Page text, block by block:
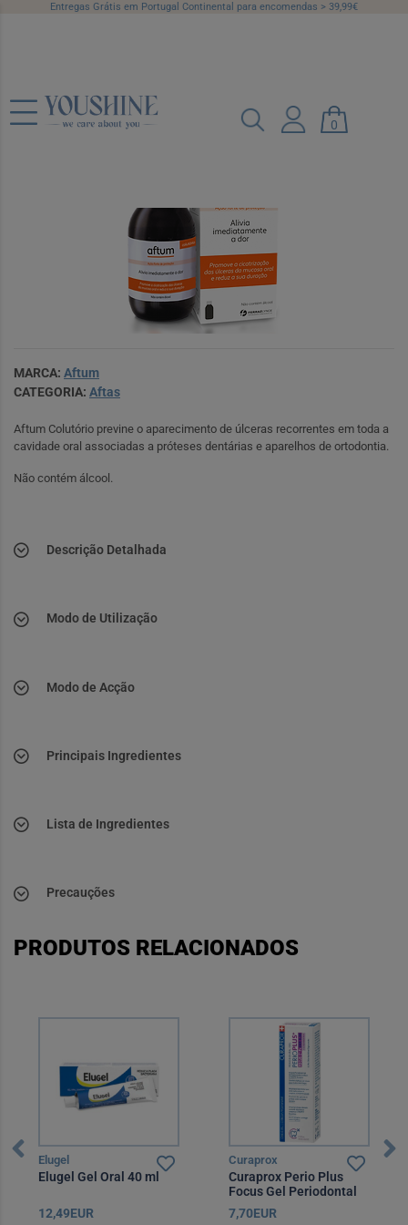
Entregas Grátis em Portugal Continental para encomendas > 39,99€
0
Aftum Colutório 150 ml
Ref.: 6157453
MARCA: Aftum
CATEGORIA: Aftas
Aftum Colutório previne o aparecimento de úlceras recorrentes em toda a
cavidade oral associadas a próteses dentárias e aparelhos de ortodontia.
Não contém álcool.
Descrição Detalhada
Modo de Utilização
Modo de Acção
Principais Ingredientes
Lista de Ingredientes
Precauções
PRODUTOS RELACIONADOS
Elugel
Elugel Gel Oral 40 ml
12,49EUR
Curaprox
Curaprox Perio Plus
Focus Gel Periodontal
10 ml
7,70EUR